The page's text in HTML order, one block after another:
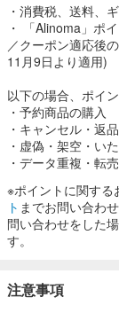
・消費税、送料、
・ 「Alinoma」ポ
／クーポン適応後
11月9日より適用)
以下の場合、ポイ
・予約商品の購入
・キャンセル・返
・虚偽・架空・い
・データ重複・転
※ポイントに関する
ト までお問い合わ
問い合わせをした
す。
注意事項